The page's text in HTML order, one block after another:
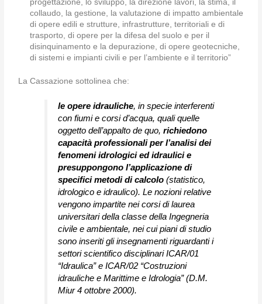
progettazione, lo sviluppo, la direzione lavori, la stima, il
collaudo, la gestione, la valutazione di impatto ambientale
di opere edili e strutture, infrastrutture, territoriali e di
trasporto, di opere per la difesa del suolo e per il
disinquinamento e la depurazione, di opere geotecniche,
di sistemi e impianti civili e per l’ambiente e il territorio”
La Cassazione sottolinea che:
le opere idrauliche, in specie interferenti
con fiumi e corsi d’acqua, quali quelle
oggetto dell’appalto de quo, richiedono
capacità professionali per l’analisi dei
fenomeni idrologici ed idraulici e
presuppongono l’applicazione di
specifici metodi di calcolo (statistico,
idrologico e idraulico). Le nozioni relative
vengono impartite nei corsi di laurea
universitari della classe della Ingegneria
civile e ambientale, nei cui piani di studio
sono inseriti gli insegnamenti riguardanti i
settori scientifico disciplinari ICAR/01
“Idraulica” e ICAR/02 “Costruzioni
idrauliche e Marittime e Idrologia” (D.M.
Miur 4 ottobre 2000).